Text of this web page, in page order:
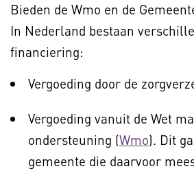
Bieden de Wmo en de
In Nederland bestaan
financiering:
Vergoeding door de
Vergoeding vanuit de Wet
ondersteuning (Wmo). Dit
gemeente die daarvoor